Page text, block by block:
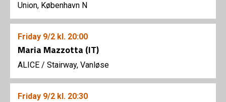
Union, København N
Friday 9/2 kl. 20:00
Maria Mazzotta (IT)
ALICE / Stairway, Vanløse
Friday 9/2 kl. 20:30